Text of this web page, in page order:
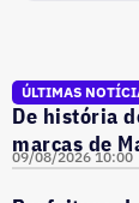
ÚLTIMAS
De história
marcas de
09/08/2026 10:00